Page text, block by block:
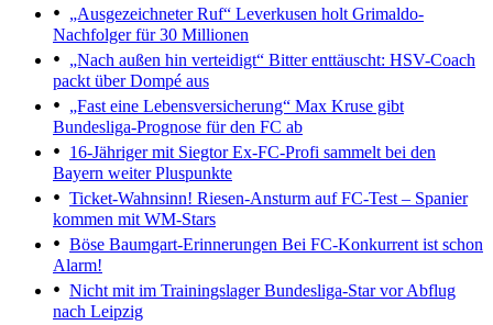
„Ausgezeichneter Ruf“ Leverkusen holt Grimaldo-
Nachfolger für 30 Millionen
„Nach außen hin verteidigt“ Bitter enttäuscht: HSV-Coach
packt über Dompé aus
„Fast eine Lebensversicherung“ Max Kruse gibt
Bundesliga-Prognose für den FC ab
16-Jähriger mit SiegtorEx-FC-Profi sammelt bei den
Bayern weiter Pluspunkte
Ticket-Wahnsinn! Riesen-Ansturm auf FC-Test – Spanier
kommen mit WM-Stars
Böse Baumgart-Erinnerungen Bei FC-Konkurrent ist schon
Alarm!
Nicht mit im TrainingslagerBundesliga-Star vor Abflug
nach Leipzig